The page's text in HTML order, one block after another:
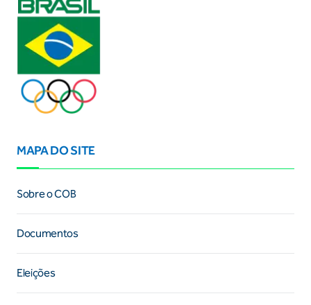
MAPA DO SITE
Sobre o COB
Documentos
Eleições